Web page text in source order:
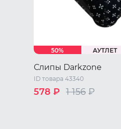
50% АУТЛЕТ
Слипы Darkzone
ID товара 43340
578 ₽ 1 156 ₽